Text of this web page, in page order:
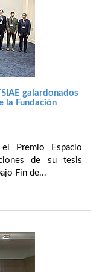
galardonados
la Fundación
Premio Espacio
de su tesis
Fin de...